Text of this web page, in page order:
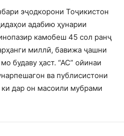
эҷодкорони Тоҷикистон
адабию ҳунарии
камобеш 45 сол ранҷ
миллӣ, бавижа ҷашни
будаву ҳаст. “АС” ойинаи
ва публисистони
ки дар он масоили мубрами